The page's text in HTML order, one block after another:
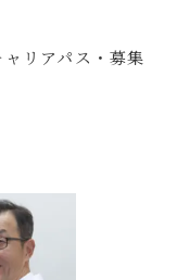
リアパス・募集